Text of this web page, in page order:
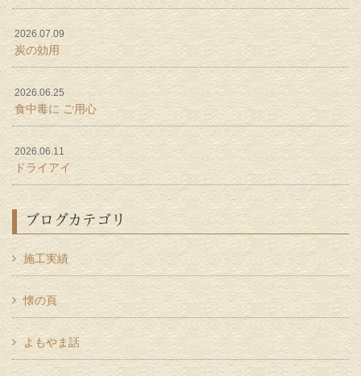
2026.07.09
炭の効用
2026.06.25
食中毒に ご用心
2026.06.11
ドライアイ
ブログカテゴリ
施工実績
懐の頁
よもやま話